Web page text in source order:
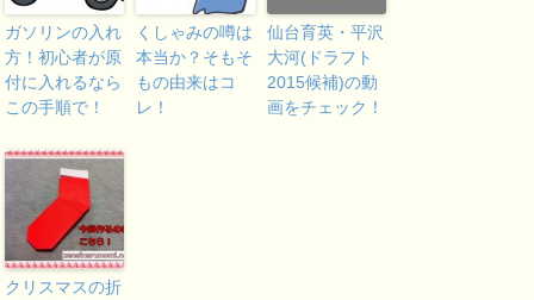
ガソリンの入れ
方！初心者が原
付に入れるなら
この手順で！
くしゃみの噂は
本当か？そもそ
もの由来はコ
レ！
仙台育英・平沢
大河(ドラフト
2015候補)の動
画をチェック！
クリスマスの折